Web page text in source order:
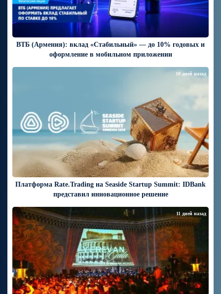
ВТБ (Армения): вклад «Стабильный» — до 10% годовых и
оформление в мобильном приложении
Платформа Rate.Trading на Seaside Startup Summit: IDBank
представил инновационное решение
10 дней назад
11 дней назад